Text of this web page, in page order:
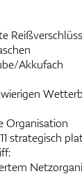
Akkufach
Organisation
strategisch